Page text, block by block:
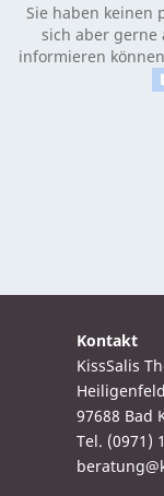
Sie haben keinen
sich aber gerne
informieren
Kontakt
KissSalis
97688 Bad
Tel. (0971)